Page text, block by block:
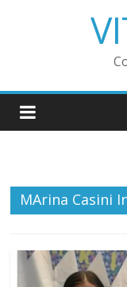
MArina Casini